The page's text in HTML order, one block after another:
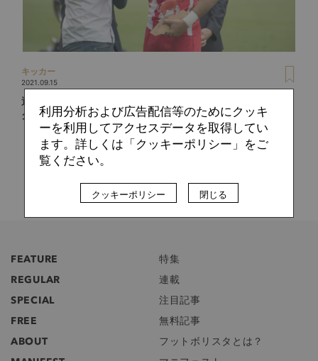
キッカー
2021.09.15
選手だけでなく監督も次々と輩出。SDが明かす、ザルツブル
クで“人が育つ”秘訣
FEATURE
特集
REGULAR
連載
SPECIAL
注目記事
FREE
無料記事
ABOUT
フットボリスタとは？
利用分析および広告配信等のためにクッキ
ーを利用してアクセスデータを取得してい
ます。詳しくは「クッキーポリシー」をご
覧ください。
クッキーポリシー 閉じる